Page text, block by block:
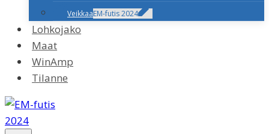
VeikkaaEM-futis 2024
Lohkojako
Maat
WinAmp
Tilanne